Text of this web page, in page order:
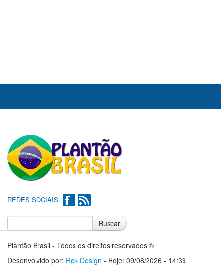
REDES SOCIAIS:
Buscar
Plantão Brasil - Todos os direitos reservados ®
Desenvolvido por: Rok Design - Hoje: 09/08/2026 - 14:39